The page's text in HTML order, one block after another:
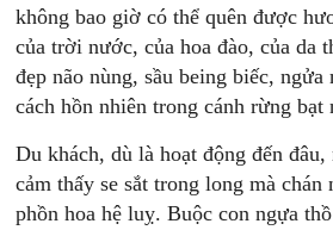
không bao giờ có thể quên được
của trời nước, của hoa đào, của da
đẹp não nùng, sầu being biếc,
cách hồn nhiên trong cánh rừng bạt
Du khách, dù là hoạt động đến
cảm thấy se sắt trong long mà chán
phồn hoa hệ luỵ. Buộc con ngựa